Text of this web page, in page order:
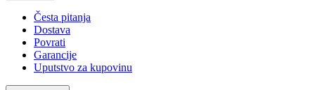
Česta pitanja
Dostava
Povrati
Garancije
Uputstvo za kupovinu